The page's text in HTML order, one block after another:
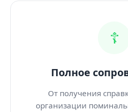
☦️
Полное
От получения
организации